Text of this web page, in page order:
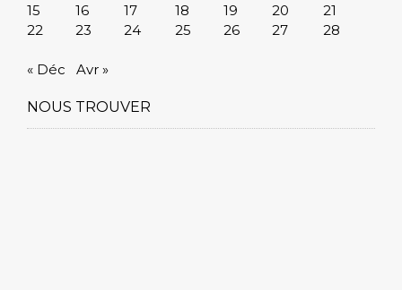
15
16 17 18 19 20
21
22
23 24 25 26 27 28
« Déc Avr »
NOUS TROUVER